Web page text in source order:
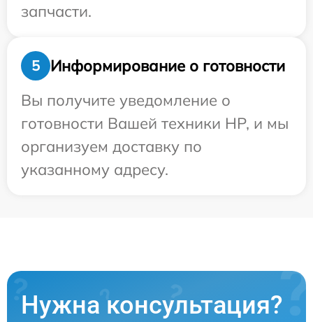
запчасти.
5
Информирование о готовности
Вы получите уведомление о
готовности Вашей техники HP, и мы
организуем доставку по
указанному адресу.
Нужна консультация?